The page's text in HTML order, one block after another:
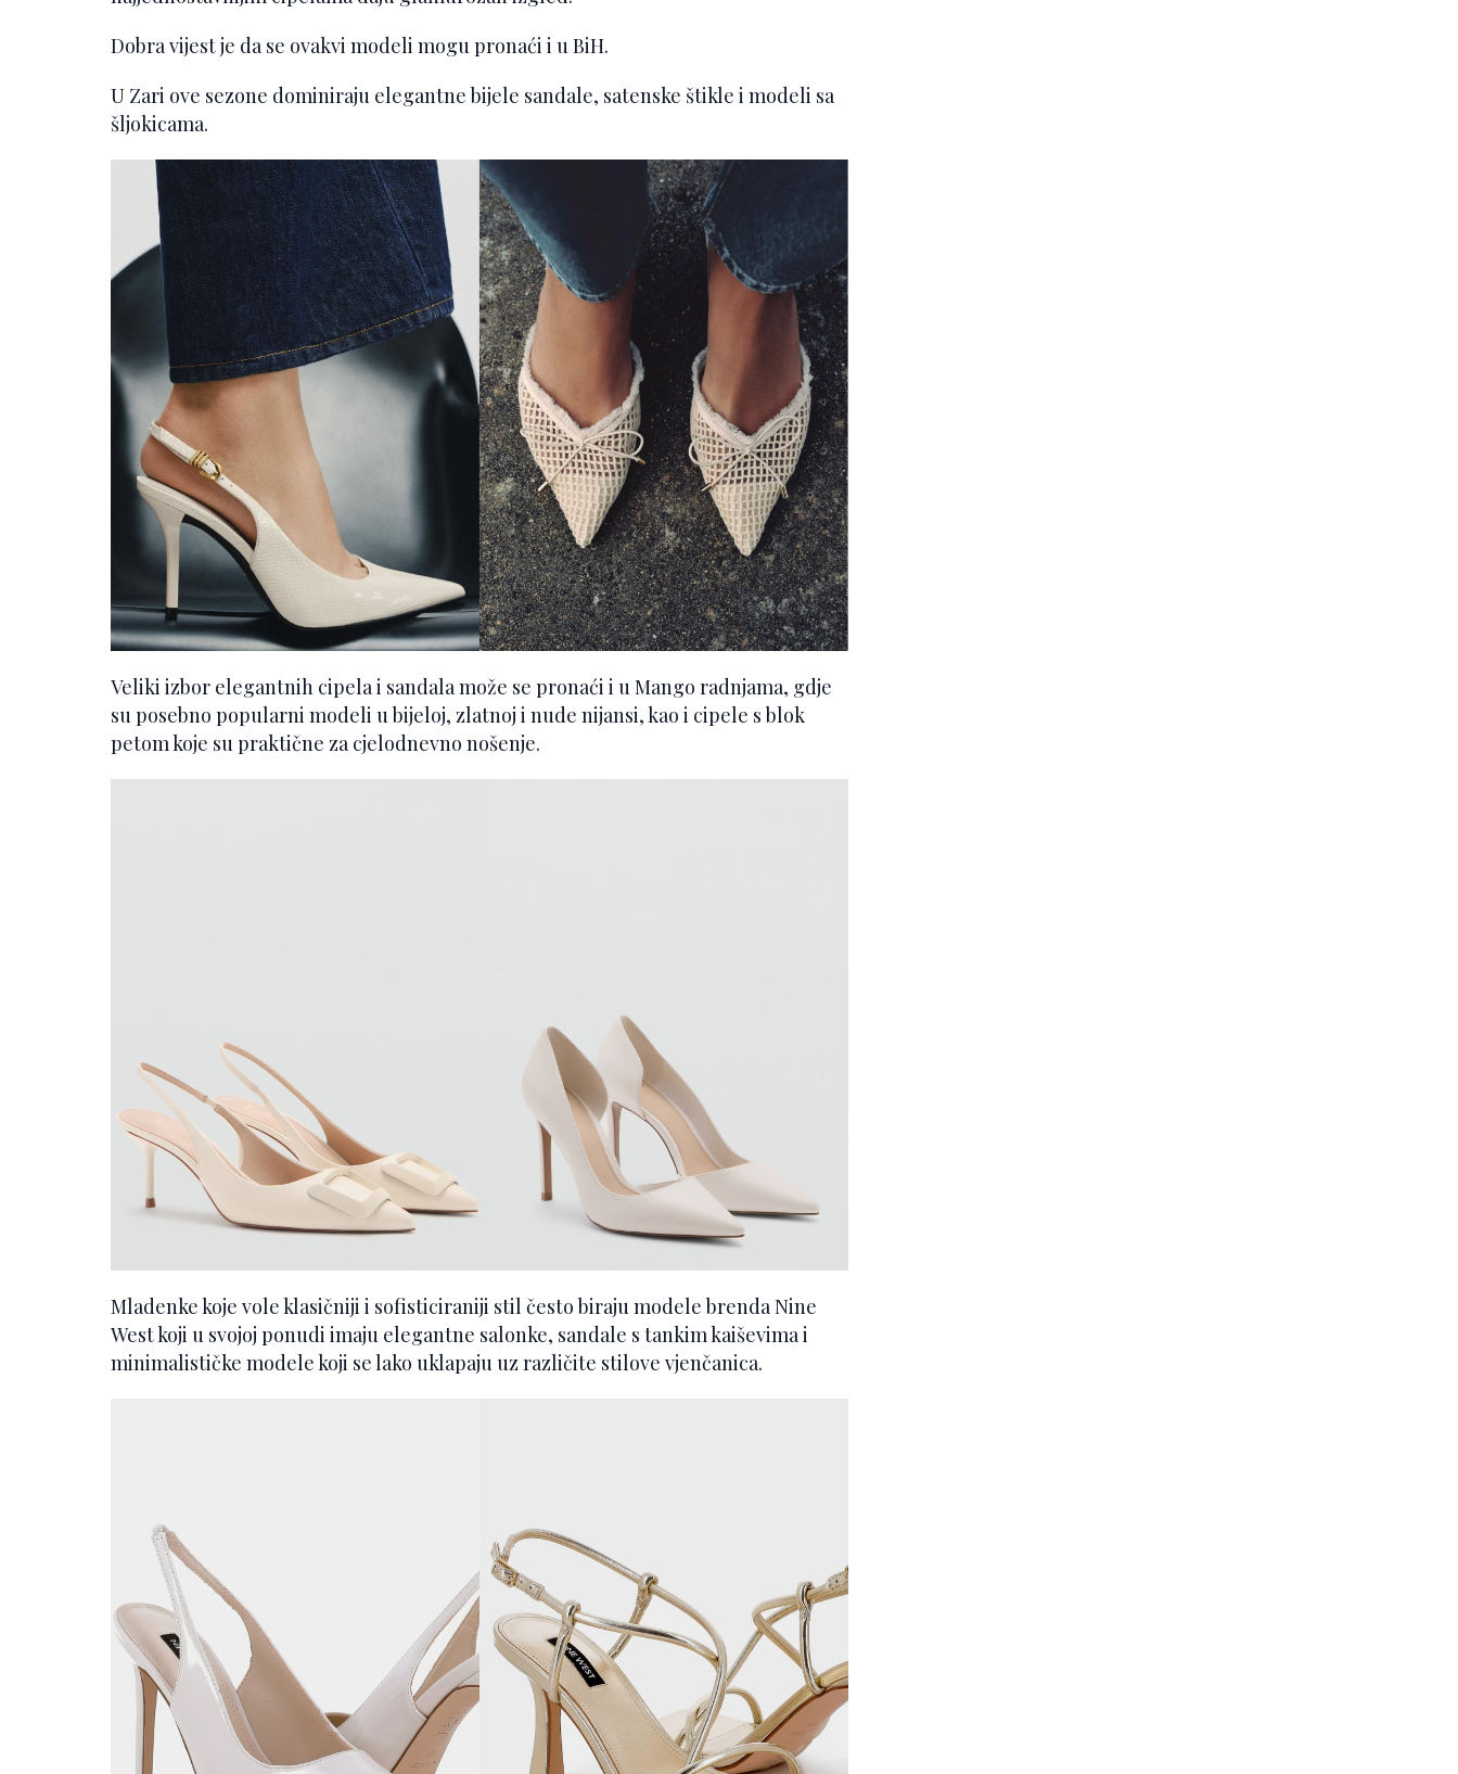
Dobra vijest je da se ovakvi modeli mogu pronaći i u BiH.
U Zari ove sezone dominiraju elegantne bijele sandale, satenske štikle i modeli sa
šljokicama.
Veliki izbor elegantnih cipela i sandala može se pronaći i u Mango radnjama, gdje
su posebno popularni modeli u bijeloj, zlatnoj i nude nijansi, kao i cipele s blok
petom koje su praktične za cjelodnevno nošenje.
Mladenke koje vole klasičniji i sofisticiraniji stil često biraju modele brenda Nine
West koji u svojoj ponudi imaju elegantne salonke, sandale s tankim kaiševima i
minimalističke modele koji se lako uklapaju uz različite stilove vjenčanica.